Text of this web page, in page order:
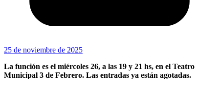
25 de noviembre de 2025
La función es el miércoles 26, a las 19 y 21 hs, en el Teatro
Municipal 3 de Febrero. Las entradas ya están agotadas.